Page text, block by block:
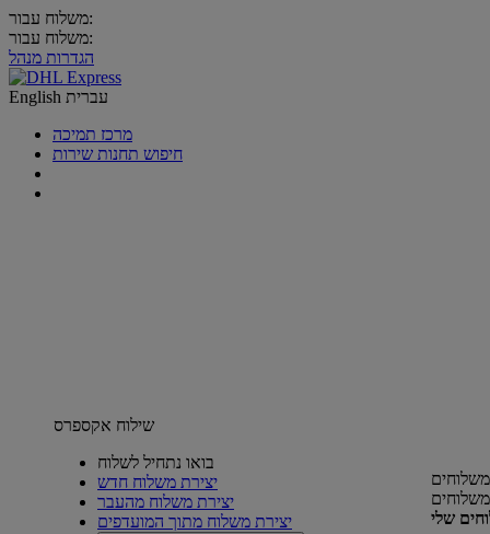
משלוח עבור:
משלוח עבור:
הגדרות מנהל
English עברית
מרכז תמיכה
חיפוש תחנות שירות
שילוח אקספרס
בואו נתחיל לשלוח
יצירת משלוח חדש
יצירת משלוח מהעבר
יצירת משלוח מתוך המועדפים
שלי